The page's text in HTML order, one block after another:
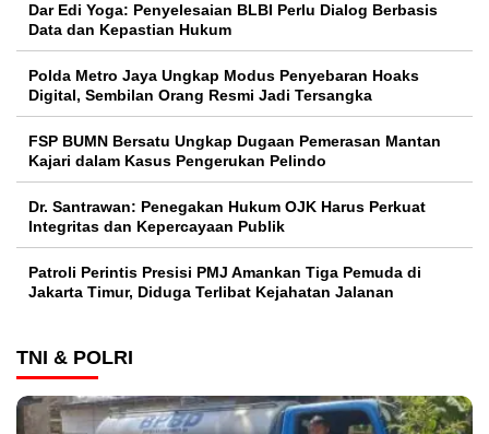
Dar Edi Yoga: Penyelesaian BLBI Perlu Dialog Berbasis
Data dan Kepastian Hukum
Polda Metro Jaya Ungkap Modus Penyebaran Hoaks
Digital, Sembilan Orang Resmi Jadi Tersangka
FSP BUMN Bersatu Ungkap Dugaan Pemerasan Mantan
Kajari dalam Kasus Pengerukan Pelindo
Dr. Santrawan: Penegakan Hukum OJK Harus Perkuat
Integritas dan Kepercayaan Publik
Patroli Perintis Presisi PMJ Amankan Tiga Pemuda di
Jakarta Timur, Diduga Terlibat Kejahatan Jalanan
TNI & POLRI